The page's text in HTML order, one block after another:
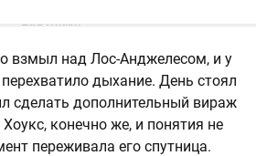
взмыл над Лос-Анджелесом, и у
дыхание. День стоял
сделать дополнительный вираж
конечно же, и понятия не
переживала его спутница.